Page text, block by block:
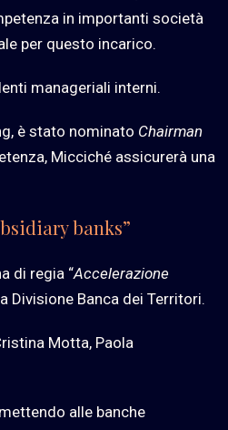
in importanti società
per questo incarico.
manageriali interni.
è stato nominato Chairman
Micciché assicurerà una
banks”
di regia “Accelerazione
Divisione Banca dei Territori.
Motta, Paola
alle banche